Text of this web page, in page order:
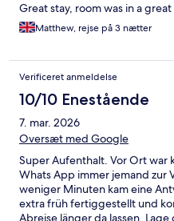
Great stay, room was in a
Matthew, rejse på 3 nætter
Verificeret anmeldelse
10/10 Enestående
7. mar. 2026
Oversæt med Google
Super Aufenthalt. Vor Ort war
Whats App immer jemand zur
weniger Minuten kam eine
extra früh fertiggestellt und
Abreise länger da lassen.